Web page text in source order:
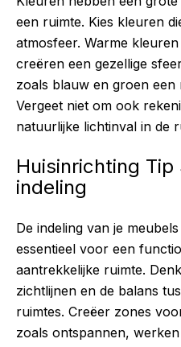
een ruimte. Kies kleuren
atmosfeer. Warme
creëren een gezellige
zoals blauw en groen
Vergeet niet om ook
natuurlijke lichtinval in de
Huisinrichting Tip
indeling
De indeling van je
essentieel voor een
aantrekkelijke ruimte.
zichtlijnen en de balans
ruimtes. Creëer zones
zoals ontspannen,